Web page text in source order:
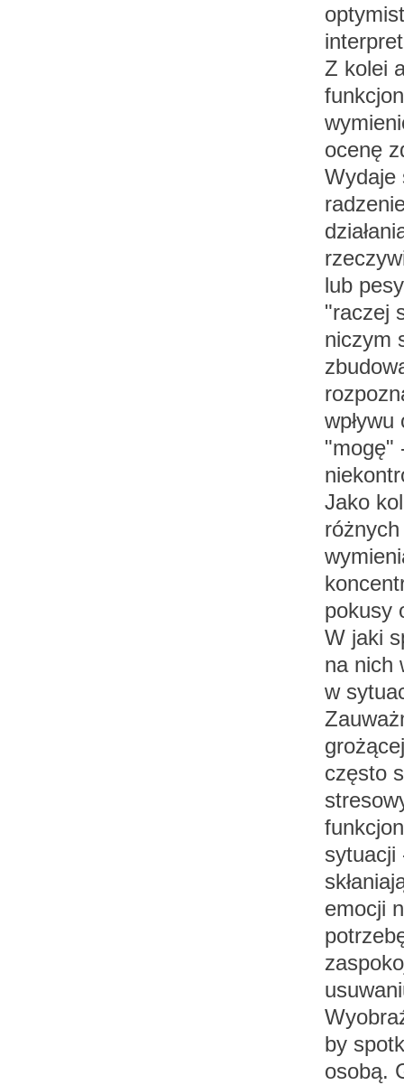
Z kolei
ocenę
Wydaje
lub
"raczej
niczym
"mogę"
Jako
pokusy
W jaki
na nich
w
często
sytuacji
emocji
by
osobą.